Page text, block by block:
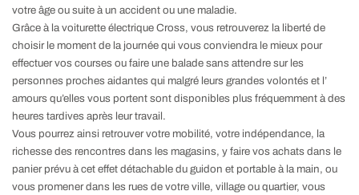
votre âge ou suite à un accident ou une maladie.
Grâce à la voiturette électrique Cross, vous retrouverez la liberté de
choisir le moment de la journée qui vous conviendra le mieux pour
effectuer vos courses ou faire une balade sans attendre sur les
personnes proches aidantes qui malgré leurs grandes volontés et l’
amours qu’elles vous portent sont disponibles plus fréquemment à des
heures tardives après leur travail.
Vous pourrez ainsi retrouver votre mobilité, votre indépendance, la
richesse des rencontres dans les magasins, y faire vos achats dans le
panier prévu à cet effet détachable du guidon et portable à la main, ou
vous promener dans les rues de votre ville, village ou quartier, vous